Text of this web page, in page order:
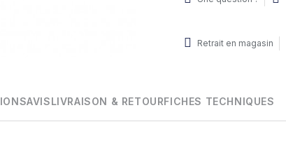
Retrait en magasin
AVISLIVRAISON & RETOURFICHES TECHNIQUES